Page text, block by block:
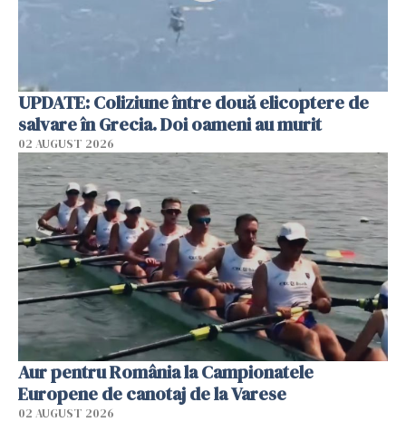
UPDATE: Coliziune între două elicoptere de
salvare în Grecia. Doi oameni au murit
02 AUGUST 2026
Aur pentru România la Campionatele
Europene de canotaj de la Varese
02 AUGUST 2026